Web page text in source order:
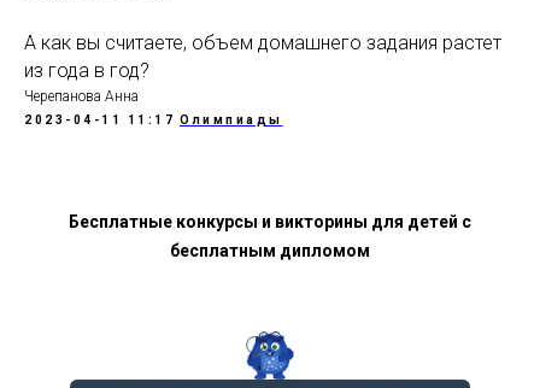
А как вы считаете, объем домашнего задания растет
из года в год?
Черепанова Анна
2023-04-11 11:17 Олимпиады
Бесплатные конкурсы и викторины для детей с
бесплатным дипломом